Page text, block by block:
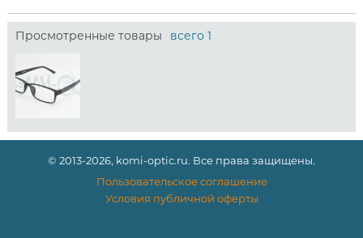
Просмотренные товары всего 1
© 2013-2026, komi-optic.ru. Все права защищены.
Пользовательское соглашение
Условия публичной оферты